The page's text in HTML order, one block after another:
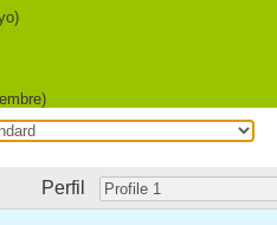
Perfil
de septiembre)
(30 de septiembre)